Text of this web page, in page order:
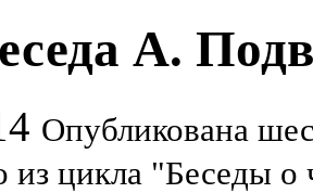
А.
Опубликована
из цикла "Беседы